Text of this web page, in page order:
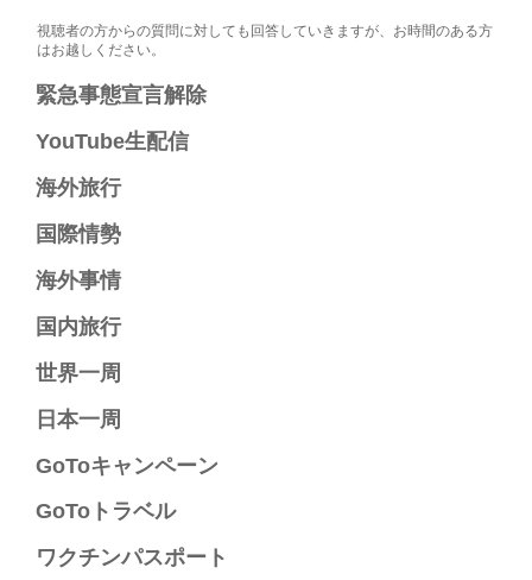
視聴者の方からの質問に対しても回答していきますが、お時間のある方
はお越しください。
緊急事態宣言解除​
YouTube生配信​
海外旅行​
国際情勢​
海外事情​
国内旅行​
世界一周​
日本一周​
GoToキャンペーン​
GoToトラベル​
ワクチンパスポート​